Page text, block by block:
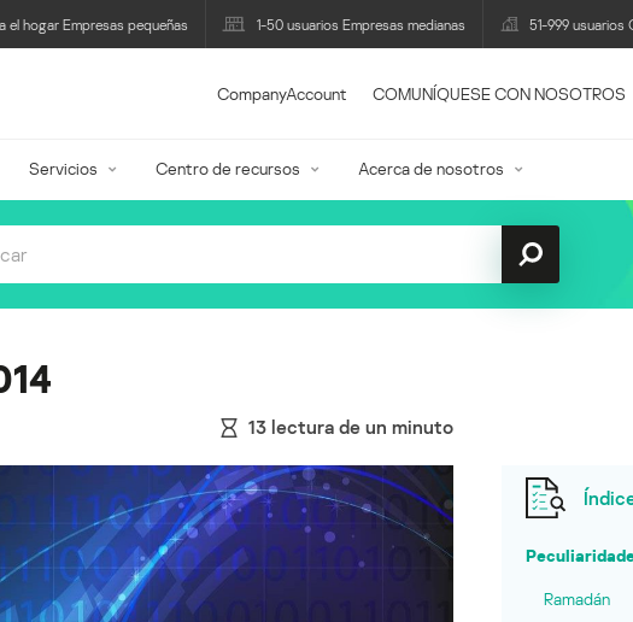
el hogar Empresas pequeñas 1-50 usuarios Empresas medianas 51-999
CompanyAccount COMUNÍQUESE CON NOSOTROS
Servicios Centro de recursos Acerca de nosotros
13 lectura de un minuto
Ramadán